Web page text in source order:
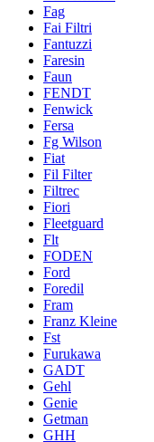
Fag
Fai Filtri
Fantuzzi
Faresin
Faun
FENDT
Fenwick
Fersa
Fg Wilson
Fiat
Fil Filter
Filtrec
Fiori
Fleetguard
Flt
FODEN
Ford
Foredil
Fram
Franz Kleine
Fst
Furukawa
GADT
Gehl
Genie
Getman
GHH